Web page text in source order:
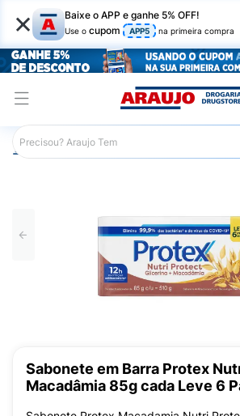
× Baixe o APP e ganhe 5% OFF!
Use o cupom APP5 na primeira compra
Araujo Higiene Pessoal
Sabonete em Barra Protex
Macadâmia 85g cada Leve 6